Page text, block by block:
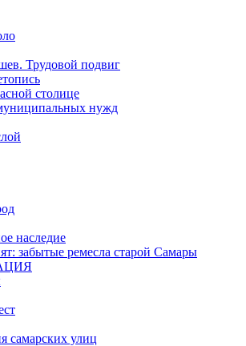
Трудовой подвиг
столице
нужд
наследие
забытые ремесла старой Самары
самарских улиц